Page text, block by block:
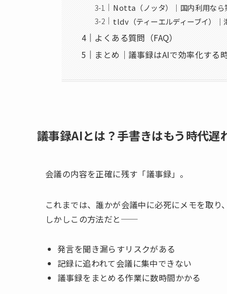
Notta（ノッタ）｜国内利用なら
tldv（ティーエルディーブイ）｜
よくある質問（FAQ）
まとめ｜議事録はAIで効率化する
議事録AIとは？手書きはもう時代遅
会議の内容を正確に残す「議事録」。
これまでは、誰かが会議中に必死にメモを取り
しかしこの方法だと──
発言を聞き漏らすリスクがある
記録に追われて会議に集中できない
議事録をまとめる作業に数時間かかる